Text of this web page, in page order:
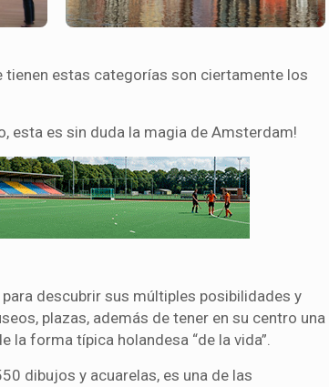
estas categorías son ciertamente los
esta es sin duda la magia de Amsterdam!
descubrir sus múltiples posibilidades y
plazas, además de tener en su centro una
la forma típica holandesa “de la vida”.
dibujos y acuarelas, es una de las